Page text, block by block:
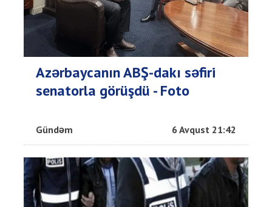
Azərbaycanın ABŞ-dakı səfiri
senatorla görüşdü - Foto
Gündəm 6 Avqust 21:42